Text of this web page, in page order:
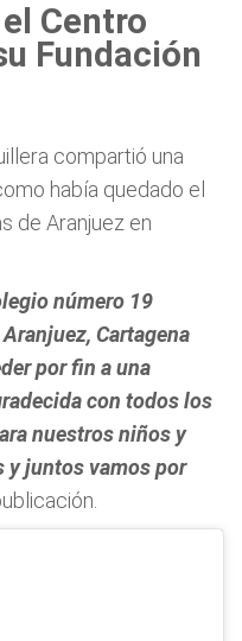
Centro
Fundación
compartió una
había quedado el
de Aranjuez en
número 19
Cartagena
por fin a una
con todos los
nuestros niños y
y juntos vamos por